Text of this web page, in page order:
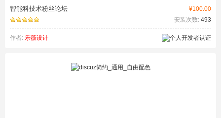
¥100.00
智能科技术粉丝论坛
安装次数: 493
作者: 乐薇设计